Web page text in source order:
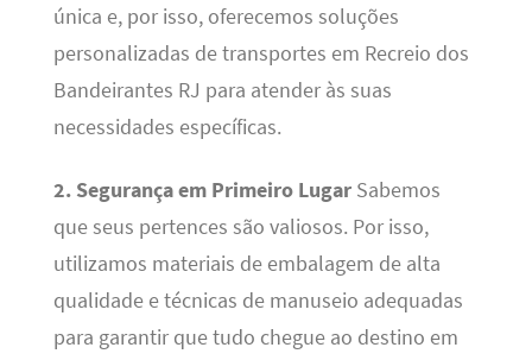
única e, por isso, oferecemos soluções
personalizadas de transportes em Recreio dos
Bandeirantes RJ para atender às suas
necessidades específicas.
2. Segurança em Primeiro LugarSabemos
que seus pertences são valiosos. Por isso,
utilizamos materiais de embalagem de alta
qualidade e técnicas de manuseio adequadas
para garantir que tudo chegue ao destino em